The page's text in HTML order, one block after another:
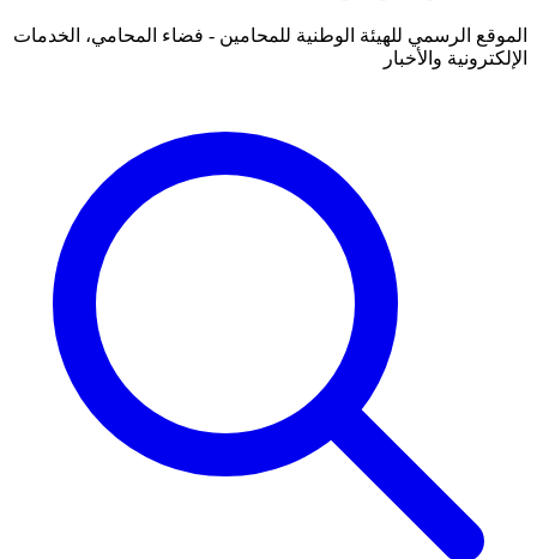
الموقع الرسمي للهيئة الوطنية للمحامين - فضاء المحامي، الخدمات
الإلكترونية والأخبار